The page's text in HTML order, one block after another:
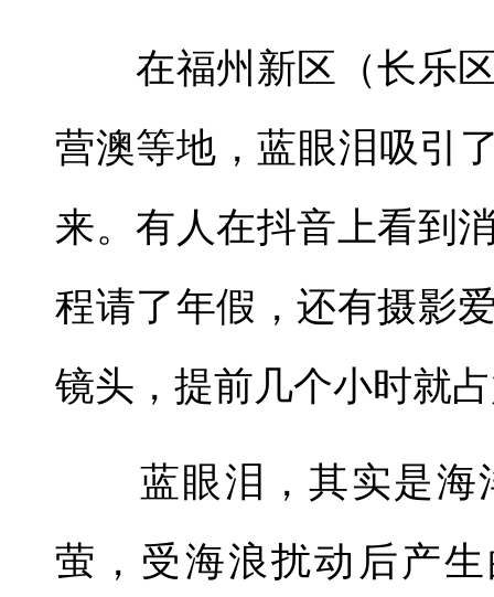
在福州新区（长乐区
营澳等地，蓝眼泪吸引
来。有人在抖音上看到
程请了年假，还有摄影
镜头，提前几个小时就
蓝眼泪，其实是海
萤，受海浪扰动后产